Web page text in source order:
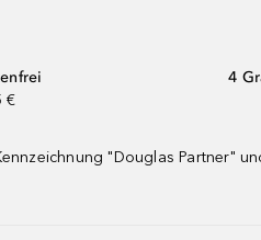
€
4
"Douglas Partner"